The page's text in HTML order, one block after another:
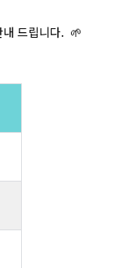
내 드립니다. 🌱